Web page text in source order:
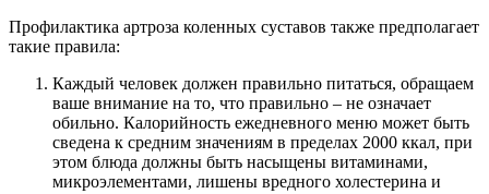
Профилактика артроза коленных суставов также предполагает
такие правила:
Каждый человек должен правильно питаться, обращаем
ваше внимание на то, что правильно – не означает
обильно. Калорийность ежедневного меню может быть
сведена к средним значениям в пределах 2000 ккал, при
этом блюда должны быть насыщены витаминами,
микроэлементами, лишены вредного холестерина и